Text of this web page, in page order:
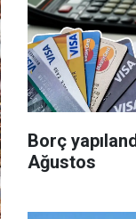
Borç
Ağustos